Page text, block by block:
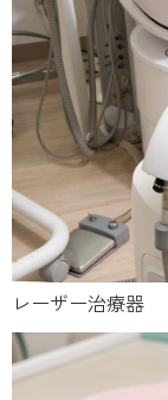
レーザー治療器